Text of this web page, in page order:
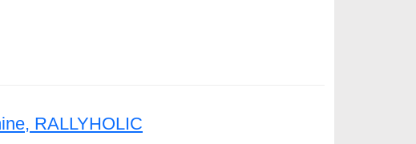
RALLYHOLIC